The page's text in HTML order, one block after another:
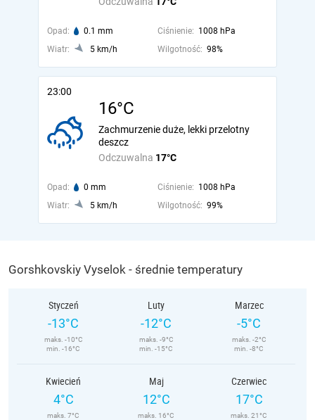
Opad: 0.1 mm Ciśnienie: 1008 hPa
Wiatr:
5 km/h Wilgotność: 98%
23:00
16°C
Odczuwalna 17°C
Zachmurzenie duże, lekki przelotny
deszcz
Opad: 0 mm Ciśnienie: 1008 hPa
Wiatr:
5 km/h Wilgotność: 99%
Gorshkovskiy Vyselok - średnie temperatury
Styczeń
-13°C
maks. -10°C
min. -16°C
Luty
-12°C
maks. -9°C
min. -15°C
Marzec
-5°C
maks. -2°C
min. -8°C
Kwiecień
4°C
maks. 7°C
Maj
12°C
maks. 16°C
Czerwiec
17°C
maks. 21°C